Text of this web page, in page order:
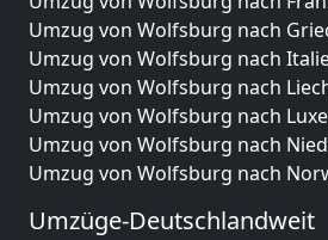
Umzug von Wolfsburg nach
Umzug von Wolfsburg nach
Umzug von Wolfsburg nach
Umzug von Wolfsburg nach
Umzug von Wolfsburg nach
Umzug von Wolfsburg nach
Umzüge-Deutschlandweit